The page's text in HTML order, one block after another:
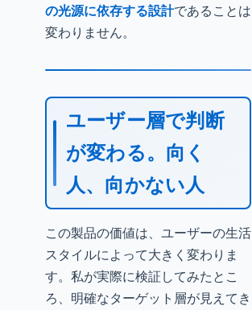
の光源に依存する設計であることは
変わりません。
ユーザー層で判断
が変わる。向く
人、向かない人
この製品の価値は、ユーザーの生活
スタイルによって大きく変わりま
す。私が実際に検証してみたとこ
ろ、明確なターゲット層が見えてき